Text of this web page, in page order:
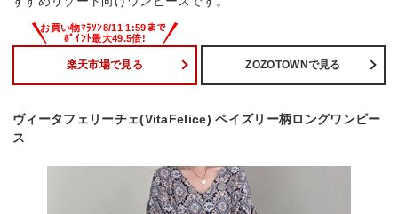
楽天市場で見る ZOZOTOWNで見る
ヴィータフェリーチェ(VitaFelice) ペイズリー柄ロングワンピー
ス